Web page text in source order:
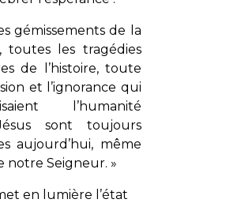
gémissements de la
toutes les tragédies
de l’histoire, toute
et l’ignorance qui
l’humanité
sont toujours
aujourd’hui, même
notre Seigneur. »
en lumière l’état